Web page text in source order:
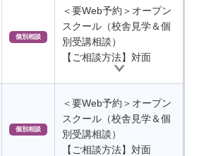
個別相談
＜要Web予約＞オープン
スクール（校舎見学＆個
別受講相談）
【ご相談方法】対面
個別相談
＜要Web予約＞オープン
スクール（校舎見学＆個
別受講相談）
【ご相談方法】対面